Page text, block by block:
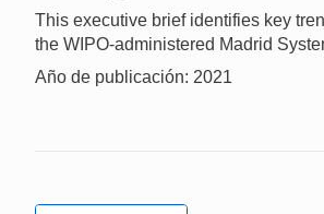
This executive brief identifies key
the WIPO-administered Madrid
Año de publicación: 2021